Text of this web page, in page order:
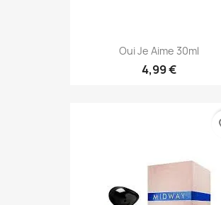
Oui Je Aime 30ml
4,99 €